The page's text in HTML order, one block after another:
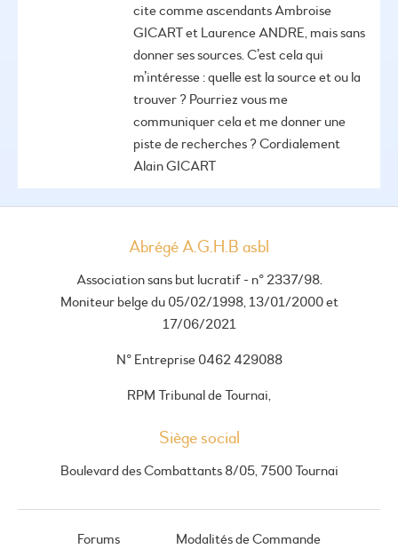
cite comme ascendants Ambroise
GICART et Laurence ANDRE, mais sans
donner ses sources. C’est cela qui
m’intéresse : quelle est la source et ou la
trouver ? Pourriez vous me
communiquer cela et me donner une
piste de recherches ? Cordialement
Alain GICART
Abrégé A.G.H.B asbl
Association sans but lucratif - n° 2337/98.
Moniteur belge du 05/02/1998, 13/01/2000 et
17/06/2021
N° Entreprise 0462 429088
RPM Tribunal de Tournai,
Siège social
Boulevard des Combattants 8/05, 7500 Tournai
Forums Modalités de Commande